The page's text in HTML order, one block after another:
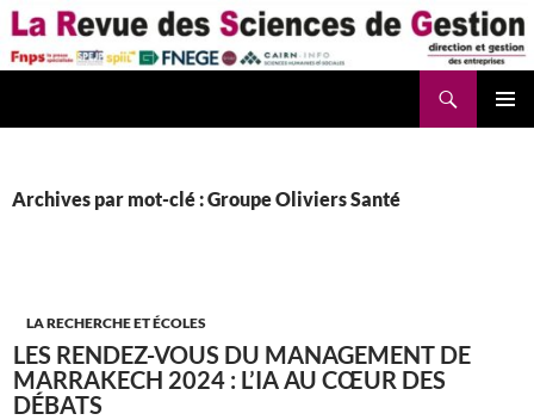
Aller
au
contenu
Archives par mot-clé : Groupe Oliviers Santé
LA RECHERCHE ET ÉCOLES
LES RENDEZ-VOUS DU MANAGEMENT DE
MARRAKECH 2024 : L’IA AU CŒUR DES
DÉBATS